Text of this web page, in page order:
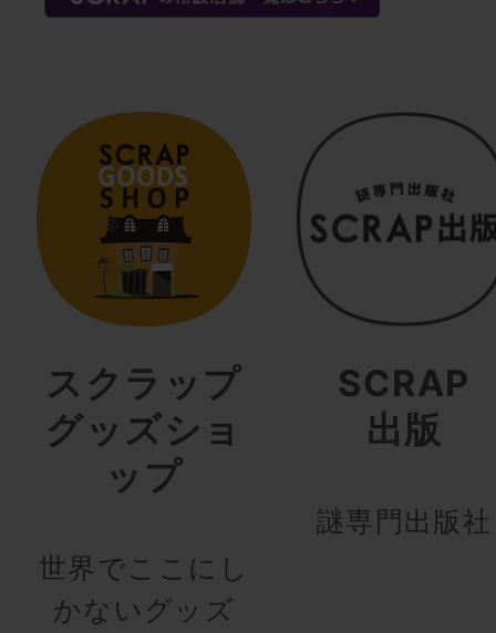
スクラップ
グッズショ
ップ
世界でここにし
かないグッズ
SCRAP
出版
謎専門出版社